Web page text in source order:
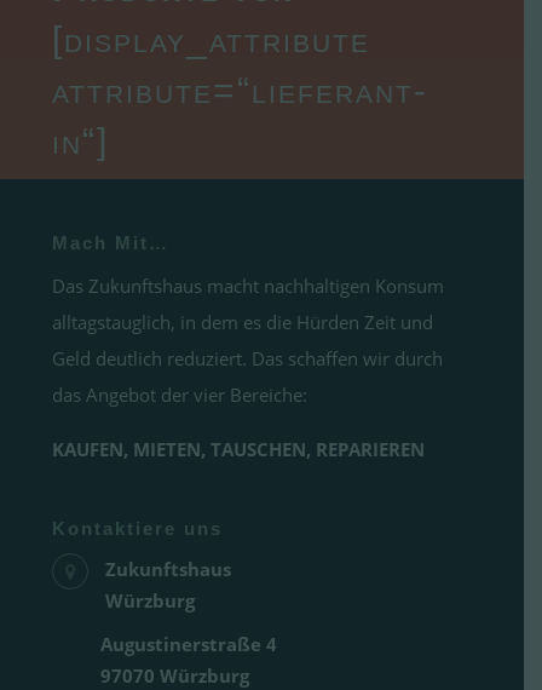
[display_attribute
attribute=“lieferant-
in“]
Mach Mit…
Das Zukunftshaus macht nachhaltigen Konsum
alltagstauglich, in dem es die Hürden Zeit und
Geld deutlich reduziert. Das schaffen wir durch
das Angebot der vier Bereiche:
KAUFEN, MIETEN, TAUSCHEN, REPARIEREN
Kontaktiere uns
Zukunftshaus
Würzburg
Augustinerstraße 4
97070 Würzburg